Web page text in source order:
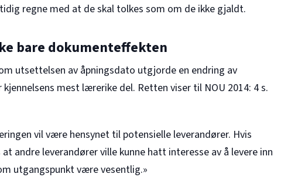
regne med at de skal tolkes som om de ikke gjaldt.
bare dokumenteffekten
utsettelsen av åpningsdato utgjorde en endring av
mest lærerike del. Retten viser til NOU 2014: 4 s.
vil være hensynet til potensielle leverandører. Hvis
andre leverandører ville kunne hatt interesse av å levere inn
utgangspunkt være vesentlig.»